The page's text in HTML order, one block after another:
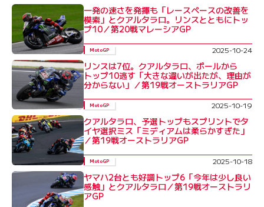
一発の速さを発揮も「レースペースの改善を
模索」とクアルタラロ。リンスとともにトッ
プ10／第20戦マレーシアGP
MotoGP 2025-10-24
リンスは7位。クアルタラロ、ポールから
トップ10逃す「大きな違いが出たが、理由が
分からない」／第19戦オーストラリアGP
MotoGP 2025-10-19
クアルタラロ、予選トップもスプリントでタ
イヤ選択ミス「ミディアムは柔らかすぎた」
／第19戦オーストラリアGP
MotoGP 2025-10-18
ヤマハ2台とも好調トップ6「今年は少し良い
感触」とクアルタラロ／第19戦オーストラリ
アGP